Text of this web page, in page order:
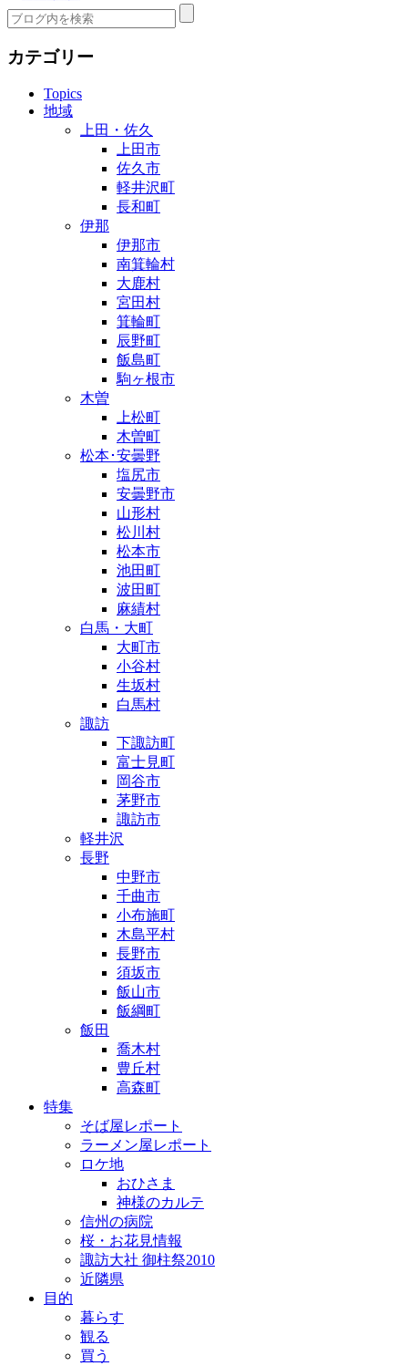
カテゴリー
Topics
地域
上田・佐久
上田市
佐久市
軽井沢町
長和町
伊那
伊那市
南箕輪村
大鹿村
宮田村
箕輪町
辰野町
飯島町
駒ヶ根市
木曽
上松町
木曽町
松本･安曇野
塩尻市
安曇野市
山形村
松川村
松本市
池田町
波田町
麻績村
白馬・大町
大町市
小谷村
生坂村
白馬村
諏訪
下諏訪町
富士見町
岡谷市
茅野市
諏訪市
軽井沢
長野
中野市
千曲市
小布施町
木島平村
長野市
須坂市
飯山市
飯綱町
飯田
喬木村
豊丘村
高森町
特集
そば屋レポート
ラーメン屋レポート
ロケ地
おひさま
神様のカルテ
信州の病院
桜・お花見情報
諏訪大社 御柱祭2010
近隣県
目的
暮らす
観る
買う